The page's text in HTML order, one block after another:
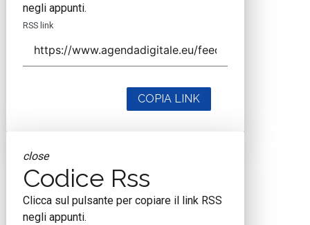
negli appunti.
RSS link
COPIA LINK
close
Codice Rss
Clicca sul pulsante per copiare il link RSS
negli appunti.